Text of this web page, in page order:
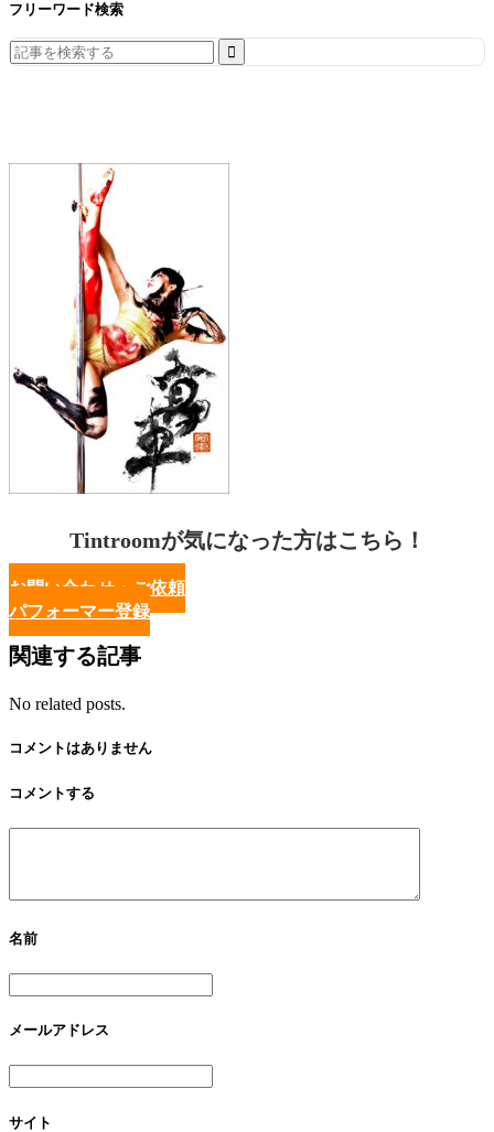
フリーワード検索
Search
for:
Tintroomが気になった方はこちら！
お問い合わせ・ご依頼
パフォーマー登録
関連する記事
No related posts.
コメントはありません
コメントする
名前
メールアドレス
サイト